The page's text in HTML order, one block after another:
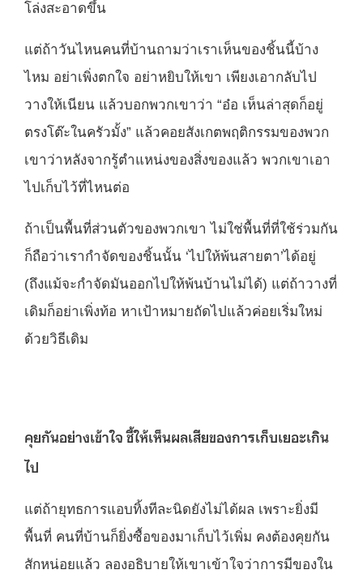
โล่งสะอาดขึ้น
แต่ถ้าวันไหนคนที่บ้านถามว่าเราเห็นของชิ้นนี้บ้าง
ไหม อย่าเพิ่งตกใจ อย่าหยิบให้เขา เพียงเอากลับไป
วางให้เนียน แล้วบอกพวกเขาว่า “อ๋อ เห็นล่าสุดก็อยู่
ตรงโต๊ะในครัวมั้ง” แล้วคอยสังเกตพฤติกรรมของพวก
เขาว่าหลังจากรู้ตำแหน่งของสิ่งของแล้ว พวกเขาเอา
ไปเก็บไว้ที่ไหนต่อ
ถ้าเป็นพื้นที่ส่วนตัวของพวกเขา ไม่ใช่พื้นที่ที่ใช้ร่วมกัน
ก็ถือว่าเรากำจัดของชิ้นนั้น ‘ไปให้พ้นสายตา’ได้อยู่
(ถึงแม้จะกำจัดมันออกไปให้พ้นบ้านไม่ได้) แต่ถ้าวางที่
เดิมก็อย่าเพิ่งท้อ หาเป้าหมายถัดไปแล้วค่อยเริ่มใหม่
ด้วยวิธีเดิม
คุยกันอย่างเข้าใจ ชี้ให้เห็นผลเสียของการเก็บเยอะเกิน
ไป
แต่ถ้ายุทธการแอบทิ้งทีละนิดยังไม่ได้ผล เพราะยิ่งมี
พื้นที่ คนที่บ้านก็ยิ่งซื้อของมาเก็บไว้เพิ่ม คงต้องคุยกัน
สักหน่อยแล้ว ลองอธิบายให้เขาเข้าใจว่าการมีของใน